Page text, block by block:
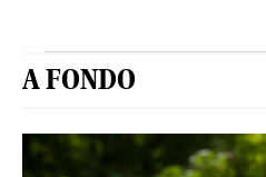
A FONDO